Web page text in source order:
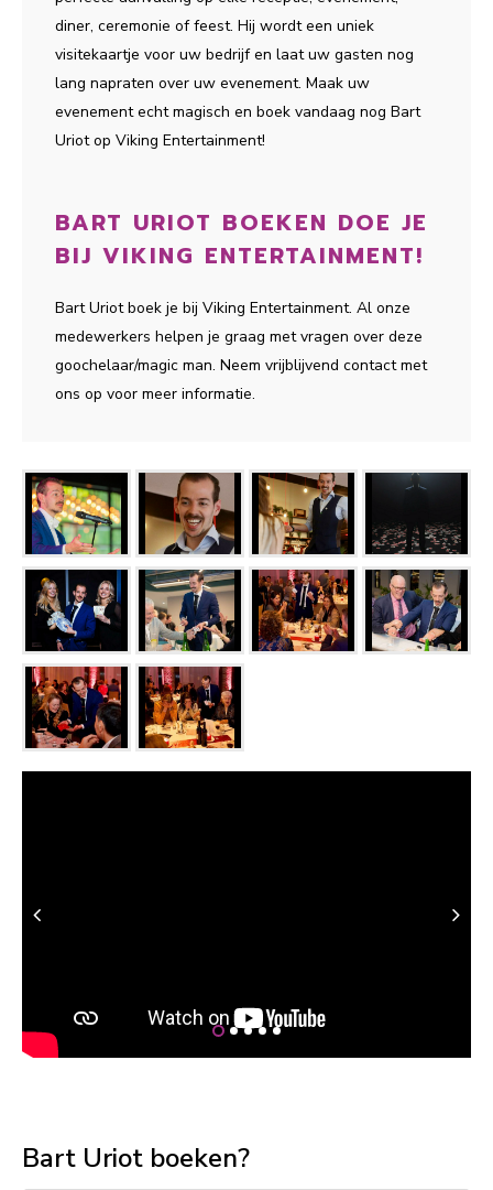
diner, ceremonie of feest. Hij wordt een uniek
visitekaartje voor uw bedrijf en laat uw gasten nog
lang napraten over uw evenement. Maak uw
evenement echt magisch en boek vandaag nog Bart
Uriot op Viking Entertainment!
BART URIOT BOEKEN DOE JE
BIJ VIKING ENTERTAINMENT!
Bart Uriot boek je bij Viking Entertainment. Al onze
medewerkers helpen je graag met vragen over deze
goochelaar/magic man. Neem vrijblijvend contact met
ons op voor meer informatie.
Bart Uriot boeken?